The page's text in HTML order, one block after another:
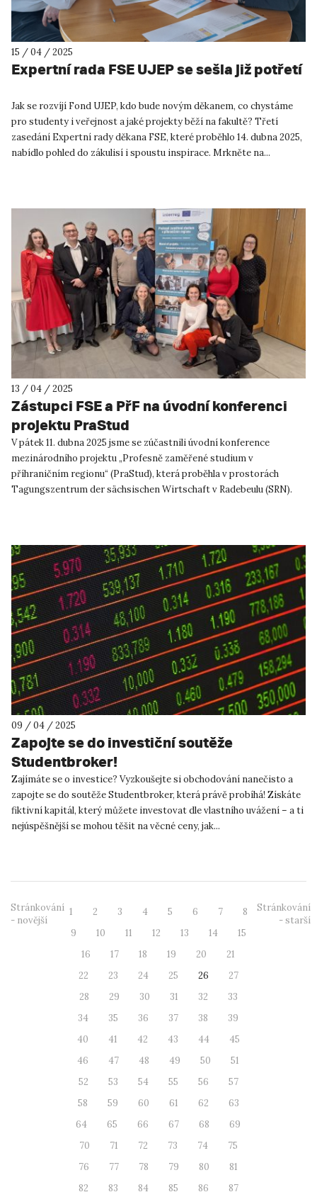
15 / 04 / 2025
Expertní rada FSE UJEP se sešla již potřetí
Jak se rozvíjí Fond UJEP, kdo bude novým děkanem, co chystáme
pro studenty i veřejnost a jaké projekty běží na fakultě? Třetí
zasedání Expertní rady děkana FSE, které proběhlo 14. dubna 2025,
nabídlo pohled do zákulisí i spoustu inspirace. Mrkněte na...
13 / 04 / 2025
Zástupci FSE a PřF na úvodní konferenci
projektu PraStud
V pátek 11. dubna 2025 jsme se zúčastnili úvodní konference
mezinárodního projektu „Profesně zaměřené studium v
příhraničním regionu“ (PraStud), která proběhla v prostorách
Tagungszentrum der sächsischen Wirtschaft v Radebeulu (SRN).
09 / 04 / 2025
Zapojte se do investiční soutěže
Studentbroker!
Zajímáte se o investice? Vyzkoušejte si obchodování nanečisto a
zapojte se do soutěže Studentbroker, která právě probíhá! Získáte
fiktivní kapitál, který můžete investovat dle vlastního uvážení – a ti
nejúspěšnější se mohou těšit na věcné ceny, jak...
Stránkování
- novější
1 2 3 4 5 6 7
8
9
10 11 12 13 14
15
16
17 18 19 20
21
22
23 24 25 26
27
28
29 30 31 32
33
34
35 36 37 38
39
40
41 42 43 44
45
46
47 48 49 50
51
52
53 54 55 56
57
58
59 60 61 62
63
64
65 66 67 68
69
70
71 72 73 74
75
76
77 78 79 80
81
82
83 84 85 86
87
Stránkování
- starší